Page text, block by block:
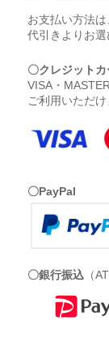
お支払い方法
代引きよりお選
〇クレジットカ
VISA・
ご利用いただ
〇PayPal
〇銀行振込 （